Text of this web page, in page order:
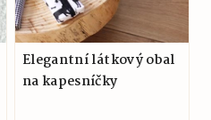
Elegantní látkový obal
na kapesníčky